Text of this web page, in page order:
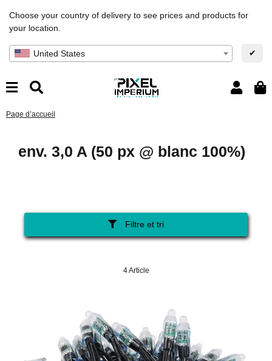
Choose your country of delivery to see prices and products for
your location.
United States ✔
Page d’accueil
env. 3,0 A (50 px @ blanc 100%)
Filtre et tri
4 Article